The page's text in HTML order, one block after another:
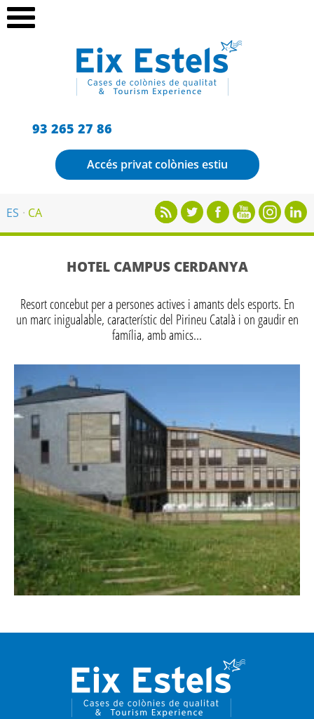
93 265 27 86
Accés privat colònies estiu
ES CA
HOTEL CAMPUS CERDANYA
Resort concebut per a persones actives i amants dels esports. En
un marc inigualable, característic del Pirineu Català i on gaudir en
família, amb amics...